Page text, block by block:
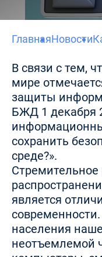
ГлавнаяНовости
В связи с тем,
мире
защиты
БЖД 1 декабря
сохранить
среде?».
Стремительное
является
населения
неотъемлемой